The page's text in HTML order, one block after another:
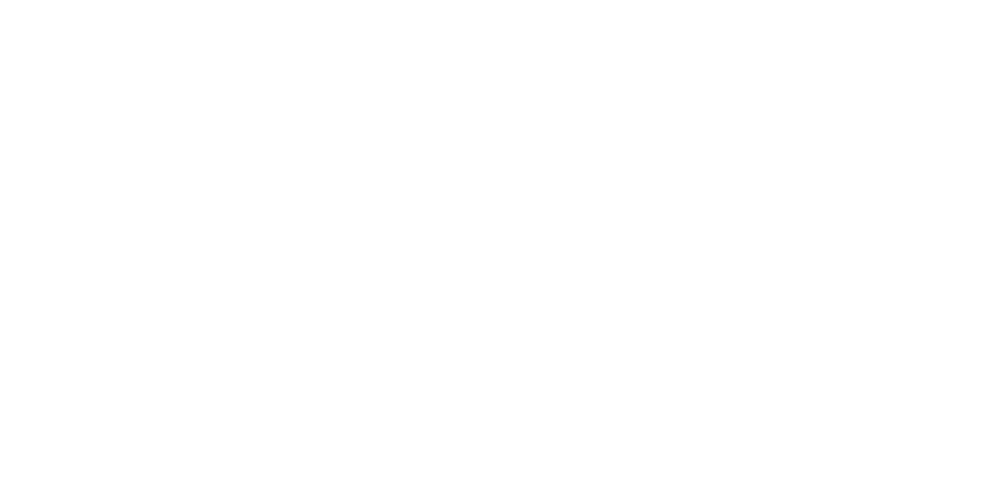
podemos tirar para delante y trabajamos con ilusión
de Juanlu
de 420 millones por el club
el ataque nervionense
de un inválido Consejo
antes del cierre
con el Genoa
campo sevillista
Salónica